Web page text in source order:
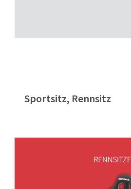
Sportsitz, Rennsitz